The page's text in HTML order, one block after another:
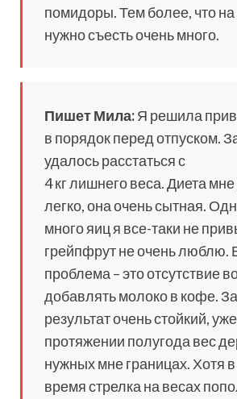
помидоры. Тем более, что
нужно съесть очень много.
Пишет Мила:Я решила
в порядок перед отпуском.
удалось расстаться с
4 кг лишнего веса. Диета
легко, она очень сытная.
много яиц я все-таки не
грейпфрут не очень люблю.
проблема – это отсутствие
добавлять молоко в кофе.
результат очень стойкий,
протяжении полугода вес
нужных мне границах. Хотя
время стрелка на весах